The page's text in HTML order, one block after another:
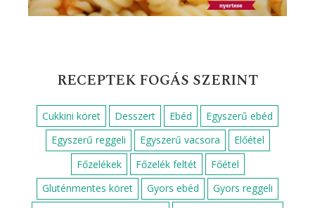
Tészták
Vasárnapi sütemények
Vega sütemények
Ünnepi sütemények
FOOD NETWORK KÖZÖNSÉGDÍJ
NYERTES RECEPT